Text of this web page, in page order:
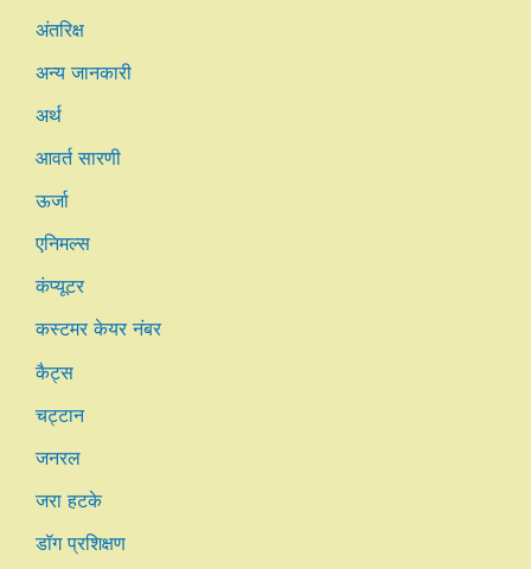
अंतरिक्ष
अन्य जानकारी
अर्थ
आवर्त सारणी
ऊर्जा
एनिमल्स
कंप्यूटर
कस्टमर केयर नंबर
कैट्स
चट्टान
जनरल
जरा हटके
डॉग प्रशिक्षण